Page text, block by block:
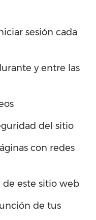
sesión cada
y entre las
del sitio
con redes
este sitio web
de tus